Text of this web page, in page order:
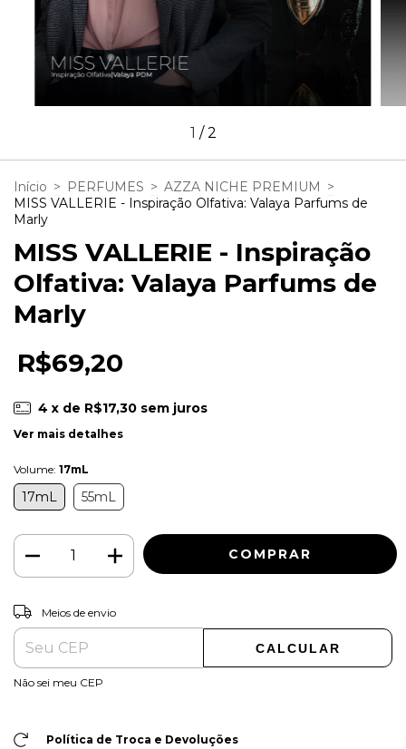
1 /2
Início > PERFUMES > AZZA NICHE PREMIUM >
MISS VALLERIE - Inspiração Olfativa: Valaya Parfums de
Marly
MISS VALLERIE - Inspiração
Olfativa: Valaya Parfums de
Marly
R$69,20
4 x de R$17,30 sem juros
Ver mais detalhes
Volume: 17mL
17mL 55mL
Entregas para o CEP:
Meios de envio
CALCULAR
Não sei meu CEP
Política de Troca e Devoluções